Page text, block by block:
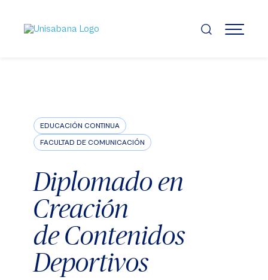
contenido
principal
MENÚ
EDUCACIÓN CONTINUA
FACULTAD DE COMUNICACIÓN
Diplomado en
Creación
de Contenidos
Deportivos